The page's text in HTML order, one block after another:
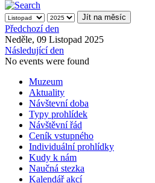
Jít na měsíc
Předchozí den
Neděle, 09 Listopad 2025
Následující den
No events were found
Muzeum
Aktuality
Návštevní doba
Typy prohlídek
Návštěvní řád
Ceník vstupného
Individuální prohlídky
Kudy k nám
Naučná stezka
Kalendář akcí